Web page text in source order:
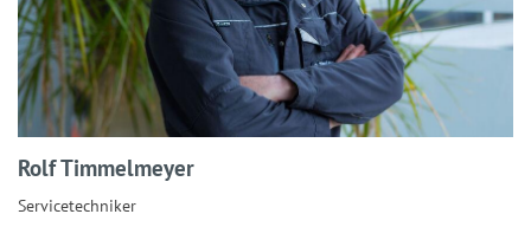
Rolf Timmelmeyer
Servicetechniker